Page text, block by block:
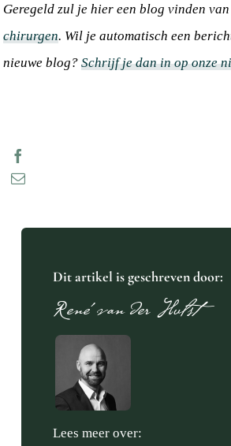
Geregeld zul je hier een blog vinden van
chirurgen. Wil je automatisch een
nieuwe blog? Schrijf je dan in op onze
Dit artikel is geschreven door:
René van der Hulst
Lees meer over: